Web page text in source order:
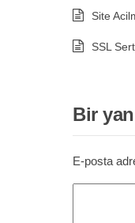
Site
SSL
Bir
E-posta